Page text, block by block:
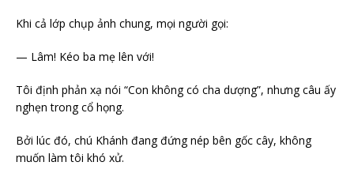
Khi cả lớp chụp ảnh chung, mọi người gọi:
— Lâm! Kéo ba mẹ lên với!
Tôi định phản xạ nói “Con không có cha dượng”, nhưng câu ấy
nghẹn trong cổ họng.
Bởi lúc đó, chú Khánh đang đứng nép bên gốc cây, không
muốn làm tôi khó xử.